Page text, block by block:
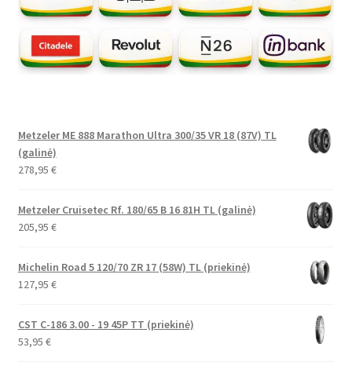
Metzeler ME 888 Marathon Ultra 300/35 VR 18 (87V) TL
(galinė)
278,95 €
Metzeler Cruisetec Rf. 180/65 B 16 81H TL (galinė)
205,95 €
Michelin Road 5 120/70 ZR 17 (58W) TL (priekinė)
127,95 €
CST C-186 3.00 - 19 45P TT (priekinė)
53,95 €